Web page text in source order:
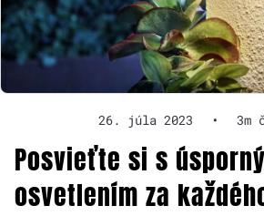
26. júla 2023 • 3m
Posvieťte si s
osvetlením za